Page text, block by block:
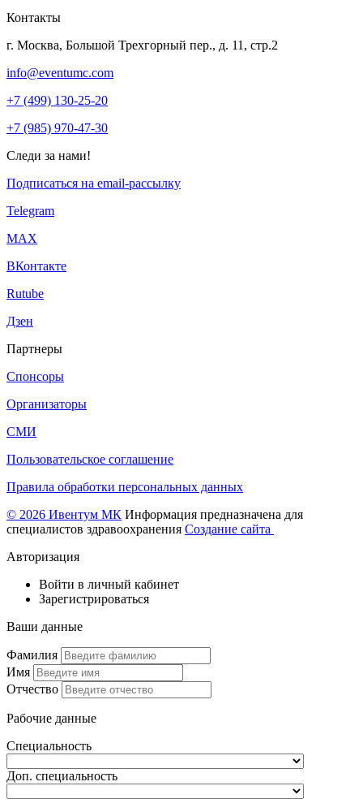
Контакты
г. Москва, Большой Трехгорный пер., д. 11, стр.2
info@eventumc.com
+7 (499) 130-25-20
+7 (985) 970-47-30
Следи за нами!
Подписаться на email-рассылку
Telegram
МАХ
ВКонтакте
Rutube
Дзен
Партнеры
Спонсоры
Организаторы
СМИ
Пользовательское соглашение
Правила обработки персональных данных
© 2026 Ивентум МК Информация предназначена для
специалистов здравоохранения Создание сайта
Авторизация
Войти в личный кабинет
Зарегистрироваться
Ваши данные
Фамилия
Имя
Отчество
Рабочие данные
Специальность
Доп. специальность